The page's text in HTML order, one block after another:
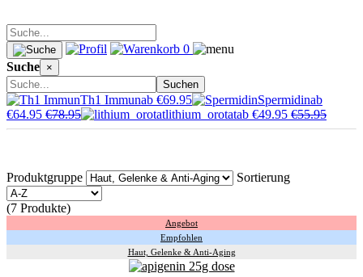
0
Suche ×
Suchen
Th1 Immunab €69.95 Spermidinab
€64.95 €78.95 lithium_orotatab €49.95 €55.95
Produktgruppe Sortierung
(7 Produkte)
Angebot
Empfohlen
Haut, Gelenke & Anti-Aging